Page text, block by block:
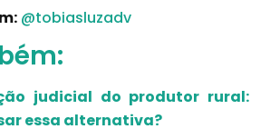
@tobiasluzadv
judicial do produtor rural:
essa alternativa?